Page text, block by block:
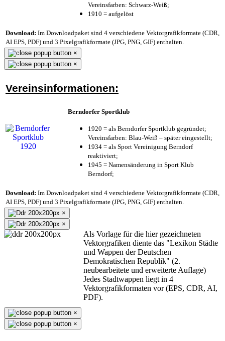
Vereinsfarben: Schwarz-Weiß;
1910 = aufgelöst
Download: Im Downloadpaket sind 4 verschiedene Vektorgrafikformate (CDR,
AI EPS, PDF) und 3 Pixelgrafikformate (JPG, PNG, GIF) enthalten.
×
×
Vereinsinformationen:
Berndorfer Sportklub
1920 = als Berndorfer Sportklub gegründet;
Vereinsfarben: Blau-Weiß – später eingestellt;
1934 = als Sport Vereinigung Berndorf
reaktiviert;
1945 = Namensänderung in Sport Klub
Berndorf;
Download: Im Downloadpaket sind 4 verschiedene Vektorgrafikformate (CDR,
AI EPS, PDF) und 3 Pixelgrafikformate (JPG, PNG, GIF) enthalten.
×
×
Als Vorlage für die hier gezeichneten
Vektorgrafiken diente das "Lexikon Städte
und Wappen der Deutschen
Demokratischen Republik" (2.
neubearbeitete und erweiterte Auflage)
Jedes Stadtwappen liegt in 4
Vektorgrafikformaten vor (EPS, CDR, AI,
PDF).
×
×